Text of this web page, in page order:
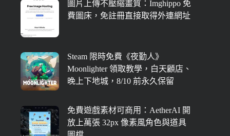
圖片上傳不壓縮畫質：Imghippo 免
費圖床，免註冊直接取得外連網址
Steam 限時免費《夜勤人》
Moonlighter 領取教學，白天顧店、
晚上下地城，8/10 前永久保留
免費遊戲素材可商用：AetherAI 開
放上萬張 32px 像素風角色與道具